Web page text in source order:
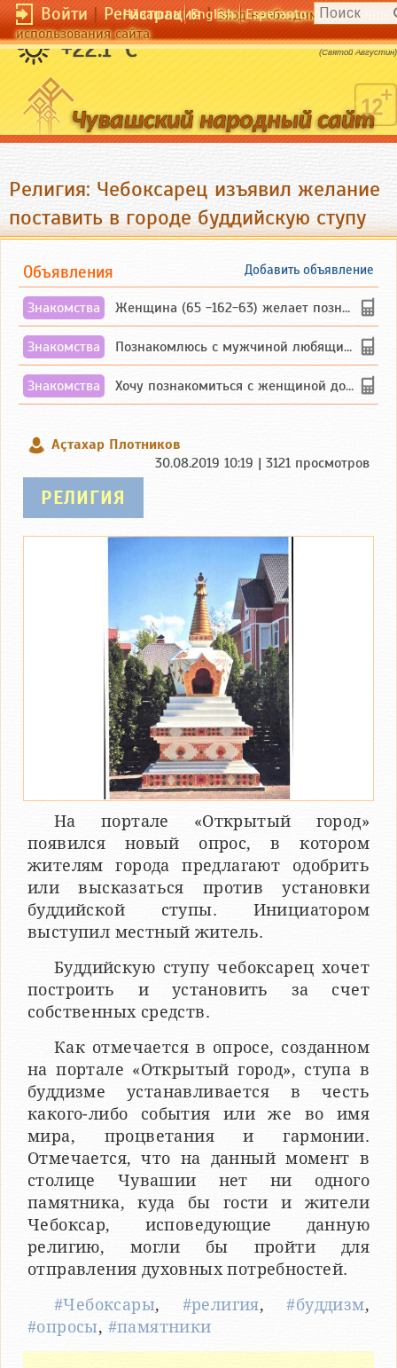
Войти|Регистрация|Вход необходим для
использования сайта
Чӑвашла English Esperanto
+22.1 °C Возлюби Бога и поступай как хочешь.
(Святой Августин)
Религия: Чебоксарец изъявил желание
поставить в городе буддийскую ступу
Добавить объявление
Объявления
Знакомства Женщина (65 -162-63) желает познакомиться с одиноким, добродушным, без вредных ...
Знакомства Познакомлюсь с мужчиной любящим танцевать и петь на родном чувашском языке
Знакомства Хочу познакомиться с женщиной до 55 лет чувашской или русской национальности дл...
Аçтахар Плотников
30.08.2019 10:19 | 3121 просмотров
РЕЛИГИЯ
На портале «Открытый город»
появился новый опрос, в котором
жителям города предлагают одобрить
или высказаться против установки
буддийской ступы. Инициатором
выступил местный житель.
Буддийскую ступу чебоксарец хочет
построить и установить за счет
собственных средств.
Как отмечается в опросе, созданном
на портале «Открытый город», ступа в
буддизме устанавливается в честь
какого-либо события или же во имя
мира, процветания и гармонии.
Отмечается, что на данный момент в
столице Чувашии нет ни одного
памятника, куда бы гости и жители
Чебоксар, исповедующие данную
религию, могли бы пройти для
отправления духовных потребностей.
#Чебоксары, #религия,#буддизм,
#опросы, #памятники